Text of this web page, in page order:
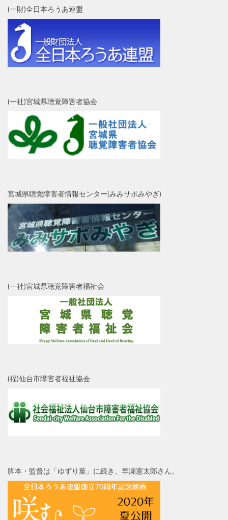
(一財)全日本ろうあ連盟
(一社)宮城県聴覚障害者協会
宮城県聴覚障害者情報センター(みみサポみやぎ)
(一社)宮城県聴覚障害者福祉会
(福)仙台市障害者福祉協会
脚本・監督は「ゆずり葉」に続き、早瀬憲太郎さん。